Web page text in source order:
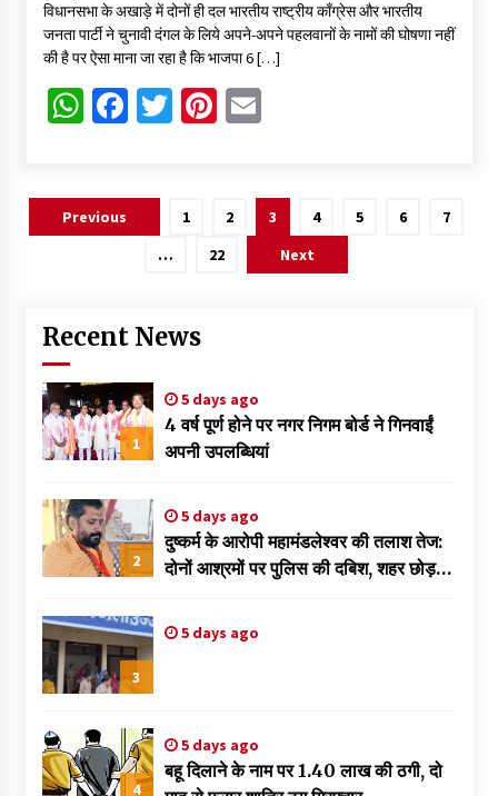
विधानसभा के अखाड़े में दोनों ही दल भारतीय राष्ट्रीय काँग्रेस और भारतीय
जनता पार्टी ने चुनावी दंगल के लिये अपने-अपने पहलवानों के नामों की घोषणा नहीं
की है पर ऐसा माना जा रहा है कि भाजपा 6 […]
WhatsApp
Facebook
TwitterPinterest
Email
PostsPrevious 1 2 3 4 5 6
7
…
22 Next
Recent News
1
5 days ago
4 वर्ष पूर्ण होने पर नगर निगम बोर्ड ने गिनवाईं
अपनी उपलब्धियां
2
5 days ago
दुष्कर्म के आरोपी महामंडलेश्वर की तलाश तेज:
दोनों आश्रमों पर पुलिस की दबिश, शहर छोड़
3
5 days ago
4
5 days ago
बहू दिलाने के नाम पर 1.40 लाख की ठगी, दो